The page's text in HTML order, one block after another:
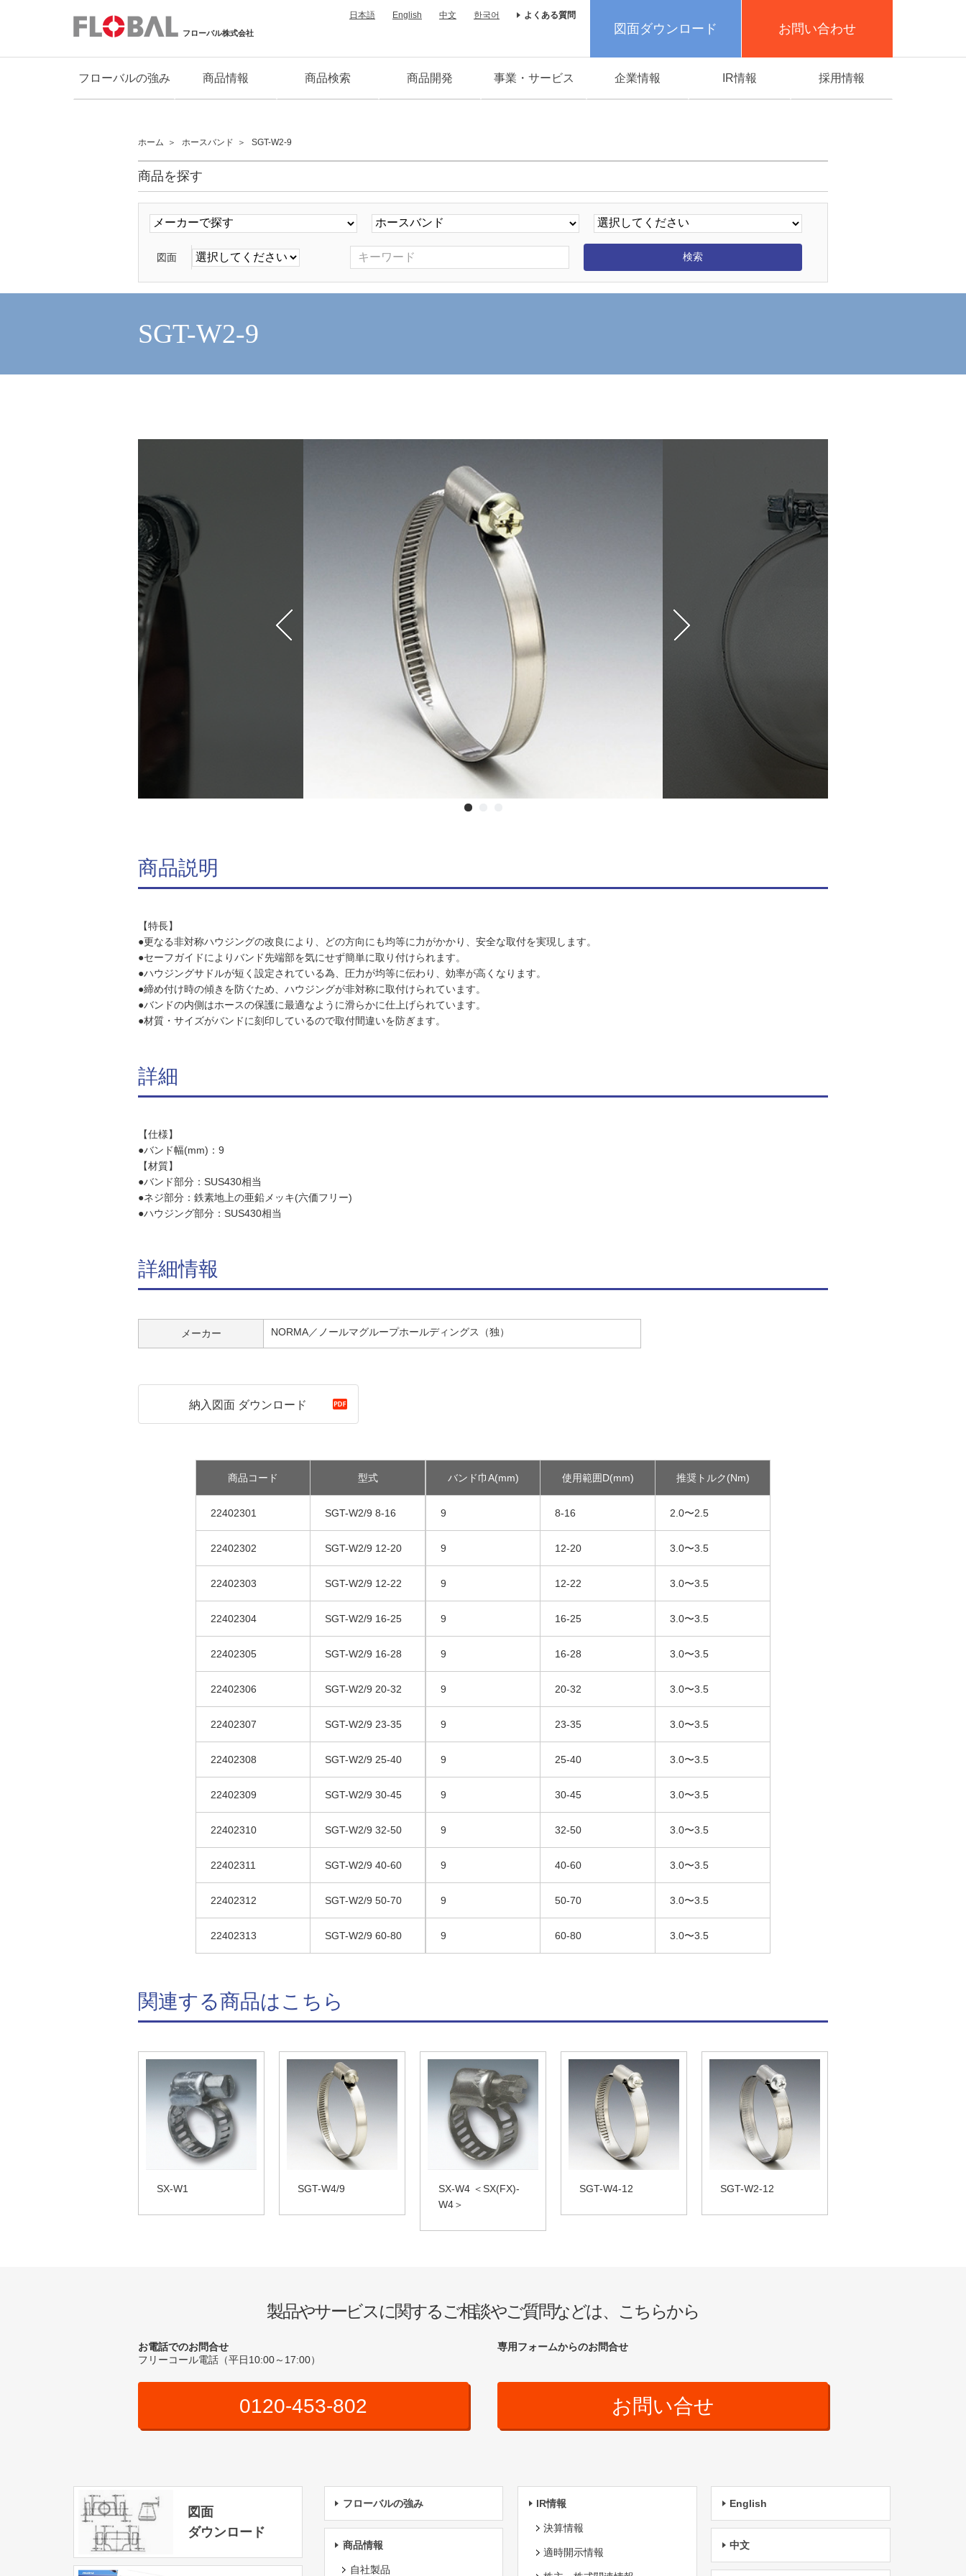
フローバル株式会社
日本語 English 中文 한국어 よくある質問
図面ダウンロード お問い合わせ
フローバルの強み 商品情報 商品検索 商品開発 事業・サービス 企業情報 IR情報 採用情報
ホーム ホースバンド SGT-W2-9
商品を探す
図面
SGT-W2-9
商品説明
【特長】
●更なる非対称ハウジングの改良により、どの方向にも均等に力がかかり、安全な取付を実現します。
●セーフガイドによりバンド先端部を気にせず簡単に取り付けられます。
●ハウジングサドルが短く設定されている為、圧力が均等に伝わり、効率が高くなります。
●締め付け時の傾きを防ぐため、ハウジングが非対称に取付けられています。
●バンドの内側はホースの保護に最適なように滑らかに仕上げられています。
●材質・サイズがバンドに刻印しているので取付間違いを防ぎます。
詳細
【仕様】
●バンド幅(mm)：9
【材質】
●バンド部分：SUS430相当
●ネジ部分：鉄素地上の亜鉛メッキ(六価フリー)
●ハウジング部分：SUS430相当
詳細情報
メーカー NORMA／ノールマグループホールディングス（独）
納入図面 ダウンロード
商品コード 型式
22402301 SGT-W2/9 8-16
22402302 SGT-W2/9 12-20
22402303 SGT-W2/9 12-22
22402304 SGT-W2/9 16-25
22402305 SGT-W2/9 16-28
22402306 SGT-W2/9 20-32
22402307 SGT-W2/9 23-35
22402308 SGT-W2/9 25-40
22402309 SGT-W2/9 30-45
22402310 SGT-W2/9 32-50
22402311 SGT-W2/9 40-60
22402312 SGT-W2/9 50-70
22402313 SGT-W2/9 60-80
バンド巾A(mm) 使用範囲D(mm) 推奨トルク(Nm)
9 8-16 2.0〜2.5
9 12-20 3.0〜3.5
9 12-22 3.0〜3.5
9 16-25 3.0〜3.5
9 16-28 3.0〜3.5
9 20-32 3.0〜3.5
9 23-35 3.0〜3.5
9 25-40 3.0〜3.5
9 30-45 3.0〜3.5
9 32-50 3.0〜3.5
9 40-60 3.0〜3.5
9 50-70 3.0〜3.5
9 60-80 3.0〜3.5
関連する商品はこちら
SX-W1 SGT-W4/9
SX-W4 ＜SX(FX)-
W4＞
SGT-W4-12 SGT-W2-12
製品やサービスに関するご相談やご質問などは、こちらから
お電話でのお問合せ
フリーコール電話（平日10:00～17:00）
0120-453-802
専用フォームからのお問合せ
お問い合せ
図面
ダウンロード
フローバルの強み
商品情報
自社製品
IR情報
決算情報
適時開示情報
English
中文